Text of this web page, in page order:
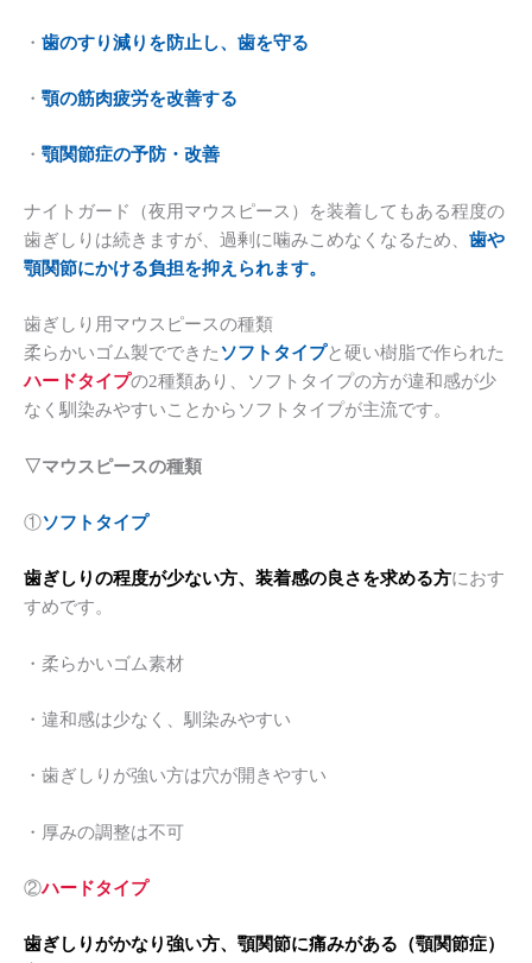
・ 歯のすり減りを防止し、歯を守る
・ 顎の筋肉疲労を改善する
・ 顎関節症の予防・改善
ナイトガード（夜用マウスピース）を装着してもある程度の
歯ぎしりは続きますが、過剰に噛みこめなくなるため、 歯や
顎関節にかける負担を抑えられます。
歯ぎしり用マウスピースの種類
柔らかいゴム製でできたソフトタイプと硬い樹脂で作られた
ハードタイプの2種類あり、ソフトタイプの方が違和感が少
なく馴染みやすいことからソフトタイプが主流です。
▽マウスピースの種類
①ソフトタイプ
歯ぎしりの程度が少ない方、装着感の良さを求める方におす
すめです。
・柔らかいゴム素材
・違和感は少なく、馴染みやすい
・歯ぎしりが強い方は穴が開きやすい
・厚みの調整は不可
②ハードタイプ
歯ぎしりがかなり強い方、顎関節に痛みがある（顎関節症）